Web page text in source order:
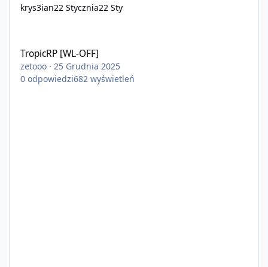
krys3ian22 Stycznia22 Sty
TropicRP [WL-OFF]
zetooo ·25 Grudnia 2025
0 odpowiedzi682 wyświetleń